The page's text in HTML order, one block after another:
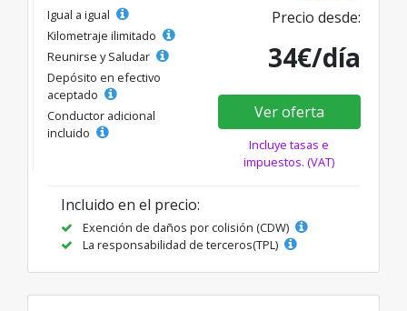
Igual a igual
Kilometraje ilimitado
Reunirse y Saludar
Depósito en efectivo
aceptado
Conductor adicional
incluido
Precio desde:
34€/día
Ver oferta
Incluye tasas e
impuestos. (VAT)
Incluido en el precio:
Exención de daños por colisión (CDW)
La responsabilidad de terceros(TPL)